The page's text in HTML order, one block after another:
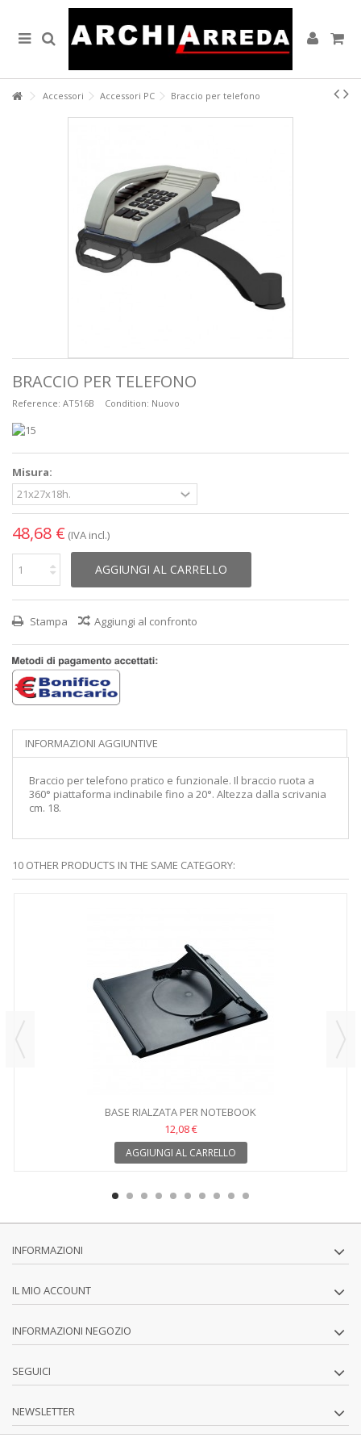
Lorem ipsum dolor sit amet, consectetur adipisicing elit, sed do
ad minim veniam, quis nostrud exercitation ullamco laboris nisi ut
Lorem ipsum dolor sit amet, consectetur adipisicing elit, sed do
eiusmod tempor incididunt ut labore et dolore magna aliqua. Ut enim
ad minim veniam, quis nostrud exercitation ullamco laboris nisi ut
aliquip ex ea commodo consequat.
Accessori Accessori PC Braccio per telefono
BRACCIO PER TELEFONO
Reference: AT516B Condition: Nuovo
Misura:
48,68 € (IVA incl.)
AGGIUNGI AL CARRELLO
Stampa Aggiungi al confronto
INFORMAZIONI AGGIUNTIVE
Braccio per telefono pratico e funzionale. Il braccio ruota a
360° piattaforma inclinabile fino a 20°. Altezza dalla scrivania
cm. 18.
10 OTHER PRODUCTS IN THE SAME CATEGORY:
BASE RIALZATA PER NOTEBOOK
12,08 €
AGGIUNGI AL CARRELLO
INFORMAZIONI
IL MIO ACCOUNT
INFORMAZIONI NEGOZIO
SEGUICI
NEWSLETTER